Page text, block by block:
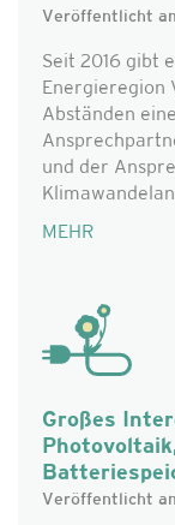
Veröffentlicht
Seit 2016 gibt
Energieregion
Abständen
und der
MEHR
Großes
Veröffentlicht